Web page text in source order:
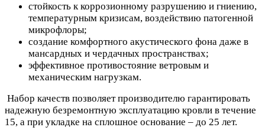
стойкость к коррозионному разрушению и гниению,
температурным кризисам, воздействию патогенной
микрофлоры;
создание комфортного акустического фона даже в
мансардных и чердачных пространствах;
эффективное противостояние ветровым и
механическим нагрузкам.
Набор качеств позволяет производителю гарантировать
надежную безремонтную эксплуатацию кровли в течение
15, а при укладке на сплошное основание – до 25 лет.